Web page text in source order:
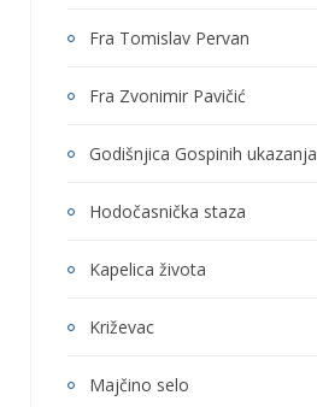
Fra Tomislav Pervan
Fra Zvonimir Pavičić
Godišnjica Gospinih ukazanja
Hodočasnička staza
Kapelica života
Križevac
Majčino selo